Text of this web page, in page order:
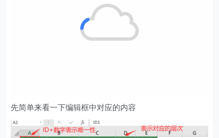
先简单来看一下编辑框中对应的内容